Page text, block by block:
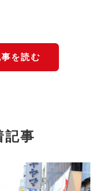
を読む
記事